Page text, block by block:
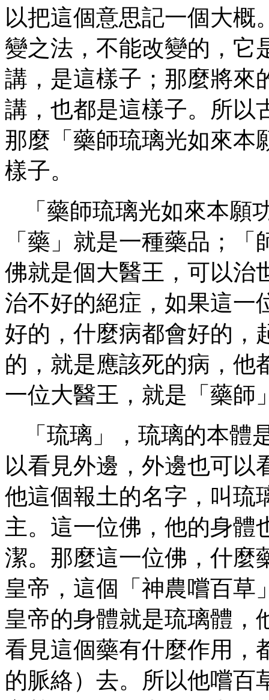
以把這個意思記一個大概
變之法，不能改變的，它
講，是這樣子；那麼將來
講，也都是這樣子。所以
那麼「藥師琉璃光如來本
樣子。
「藥師琉璃光如來本
「藥」就是一種藥品；
佛就是個大醫王，可以治
治不好的絕症，如果這一
好的，什麼病都會好的，
的，就是應該死的病，他
一位大醫王，就是「藥師
「琉璃」，琉璃的本
以看見外邊，外邊也可以
他這個報土的名字，叫琉
主。這一位佛，他的身體
潔。那麼這一位佛，什麼
皇帝，這個「神農嚐百草
皇帝的身體就是琉璃體，
看見這個藥有什麼作用，
的脈絡）去。所以他嚐百